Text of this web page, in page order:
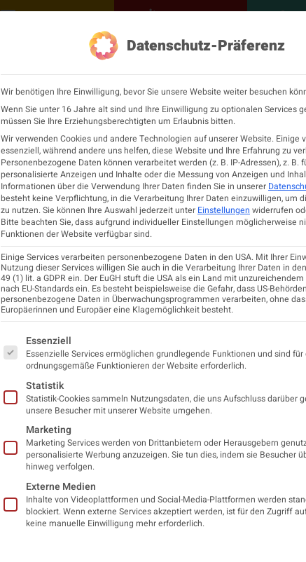
NEUROLOGISCH KONTAKT
Datenschutz-Präferenz
Wir benötigen Ihre Einwilligung, bevor Sie unsere Website weiter besuchen
Wenn Sie unter 16 Jahre alt sind und Ihre Einwilligung zu optionalen Services
müssen Sie Ihre Erziehungsberechtigten um Erlaubnis bitten.
Wir verwenden Cookies und andere Technologien auf unserer Website. Einige
essenziell, während andere uns helfen, diese Website und Ihre Erfahrung zu
Personenbezogene Daten können verarbeitet werden (z. B. IP-Adressen), z. B.
personalisierte Anzeigen und Inhalte oder die Messung von Anzeigen und
Informationen über die Verwendung Ihrer Daten finden Sie in unserer
besteht keine Verpflichtung, in die Verarbeitung Ihrer Daten einzuwilligen, um
zu nutzen.Sie können Ihre Auswahl jederzeit unter Einstellungen widerrufen
Bitte beachten Sie, dass aufgrund individueller Einstellungen möglicherweise
Funktionen der Website verfügbar sind.
Einige Services verarbeiten personenbezogene Daten in den USA. Mit Ihrer
Nutzung dieser Services willigen Sie auch in die Verarbeitung Ihrer Daten in
49 (1) lit. a GDPR ein. Der EuGH stuft die USA als ein Land mit
nach EU-Standards ein. Es besteht beispielsweise die Gefahr, dass US-Behörden
personenbezogene Daten in Überwachungsprogrammen verarbeiten, ohne
Europäerinnen und Europäer eine Klagemöglichkeit besteht.
Es folgt eine Liste der Service-Gruppen, für die eine
Essenziell
Essenzielle Services ermöglichen grundlegende Funktionen und sind für
ordnungsgemäße Funktionieren der Website erforderlich.
Statistik
Statistik-Cookies sammeln Nutzungsdaten, die uns Aufschluss darüber
unsere Besucher mit unserer Website umgehen.
Marketing
Marketing Services werden von Drittanbietern oder Herausgebern
personalisierte Werbung anzuzeigen. Sie tun dies, indem sie Besucher
hinweg verfolgen.
Externe Medien
Inhalte von Videoplattformen und Social-Media-Plattformen werden
blockiert. Wenn externe Services akzeptiert werden, ist für den Zugriff
keine manuelle Einwilligung mehr erforderlich.